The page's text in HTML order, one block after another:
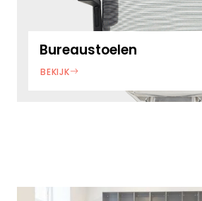
Bureaustoelen
BEKIJK